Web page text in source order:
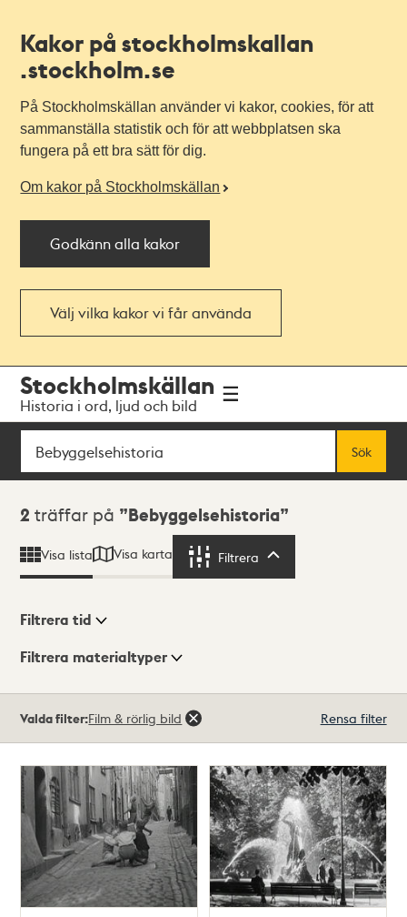
Kakor på stockholmskallan
.stockholm.se
På Stockholmskällan använder vi kakor, cookies, för att
sammanställa statistik och för att webbplatsen ska
fungera på ett bra sätt för dig.
Om kakor på Stockholmskällan
Godkänn alla kakor
Välj vilka kakor vi får använda
navigationen
huvudinnehållet
Stockholmskällan
Historia i ord, ljud och bild
Sök
Sök
Sökresultat
2 träffar på Bebyggelsehistoria
Visa lista Visa karta Filtrera
Visningsläge
Filtrera tid
Filtrera materialtyper
träffar
Valda filter:Film & rörlig bild Rensa filter